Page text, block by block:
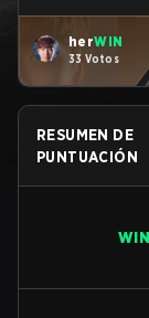
herWIN
33 Votos
RESUMEN DE
PUNTUACIÓN
WIN